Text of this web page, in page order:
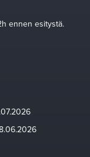
ennen esitystä.